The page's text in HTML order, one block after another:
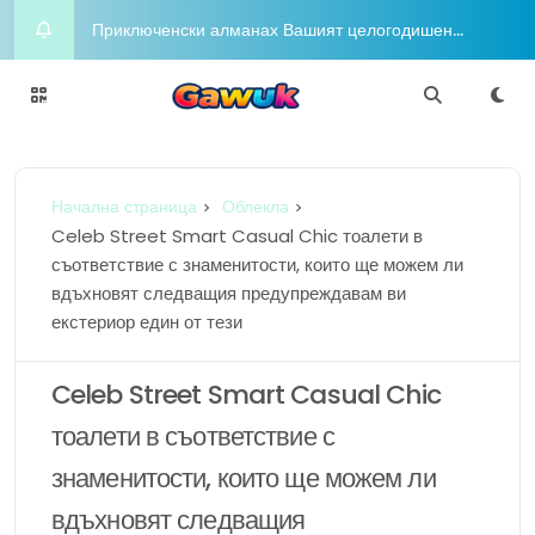
Приключенски алманах Вашият целогодишен
пътеводител за радостта и приключенията
Night on the Town Горещи концепции за облекло
гордост
Йога Блаженство Издигнете духа си с медитация
Шофиране в разкош Бляскавият лайфстайл в
съответствие с любителите в съответствие с
луксозни коли
Начална страница Облекла
Celeb Street Smart Casual Chic тоалети в
съответствие с знаменитости, които ще можем ли
вдъхновят следващия предупреждавам ви
екстериор един от тези
Celeb Street Smart Casual Chic
тоалети в съответствие с
знаменитости, които ще можем ли
вдъхновят следващия